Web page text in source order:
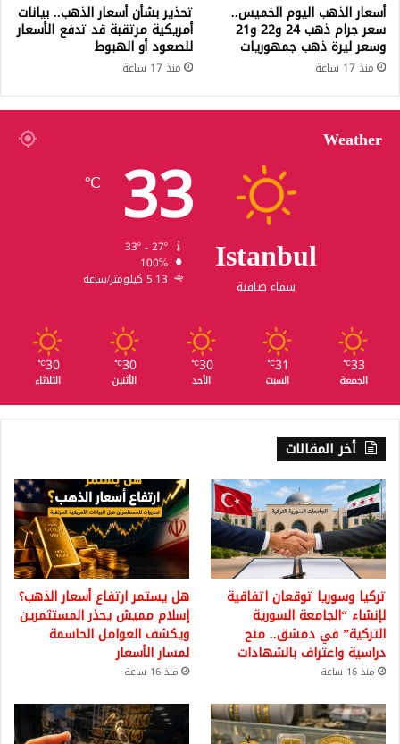
أسعار الذهب اليوم الخميس..
سعر جرام ذهب 24 و22 و21
وسعر ليرة ذهب جمهوريات
منذ 17 ساعة
تحذير بشأن أسعار الذهب.. بيانات
أمريكية مرتقبة قد تدفع الأسعار
للصعود أو الهبوط
منذ 17 ساعة
Weather
Istanbul
سماء صافية
33
℃
100%
5.13 كيلومتر/ساعة
33
℃
الجمعة
31
℃
السبت
30
℃
الأحد
30
℃
الأثنين
30
℃
الثلاثاء
أخر المقالات
تركيا وسوريا توقعان اتفاقية
لإنشاء “الجامعة السورية
التركية” في دمشق.. منح
دراسية واعتراف بالشهادات
منذ 16 ساعة
هل يستمر ارتفاع أسعار الذهب؟
إسلام مميش يحذر المستثمرين
ويكشف العوامل الحاسمة
لمسار الأسعار
منذ 16 ساعة